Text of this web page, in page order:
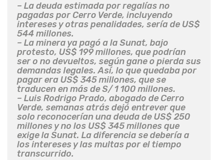
– La deuda estimada por regalías no
pagadas por Cerro Verde, incluyendo
intereses y otras penalidades, sería de US$
544 millones.
– La minera ya pagó a la Sunat, bajo
protesto, US$ 199 millones, que podrían
ser o no devueltos, según gane o pierda sus
demandas legales. Así, lo que quedaba por
pagar era US$ 345 millones, que se
traducen en más de S/ 1 100 millones.
– Luis Rodrigo Prado, abogado de Cerro
Verde, semanas atrás dejó entrever que
solo reconocerían una deuda de US$ 250
millones y no los US$ 345 millones que
exige la Sunat. La diferencia se debería a
los intereses y las multas por el tiempo
transcurrido.